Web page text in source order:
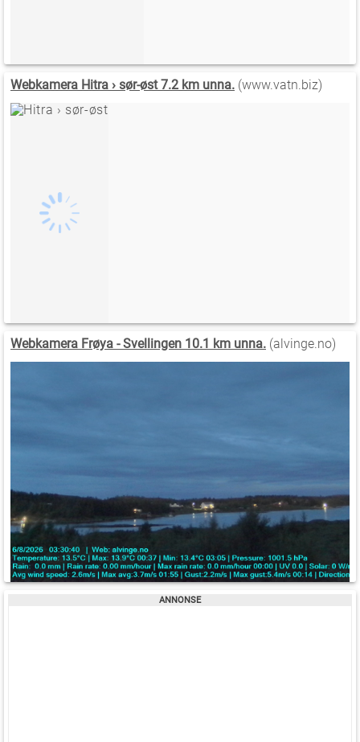
Webkamera Hitra › sør-øst 7.2 km unna. (www.vatn.biz)
Webkamera Frøya - Svellingen 10.1 km unna. (alvinge.no)